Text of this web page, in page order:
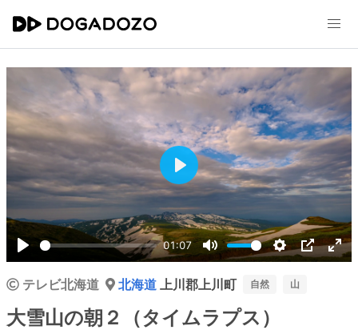
Play
01:07
Mute Settings
PIP
Play
テレビ北海道 北海道 上川郡上川町 自然 山
大雪山の朝２（タイムラプス）